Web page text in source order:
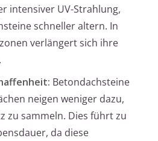
intensiver UV-Strahlung,
schneller altern. In
verlängert sich ihre
Betondachsteine
neigen weniger dazu,
zu sammeln. Dies führt zu
da diese